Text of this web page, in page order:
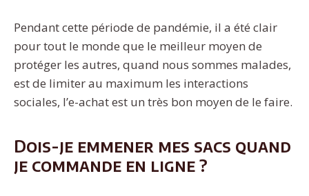
Pendant cette période de pandémie, il a été clair
pour tout le monde que le meilleur moyen de
protéger les autres, quand nous sommes malades,
est de limiter au maximum les interactions
sociales, l’e-achat est un très bon moyen de le faire.
Dois-je emmener mes sacs quand
je commande en ligne ?